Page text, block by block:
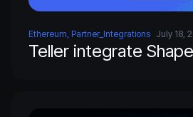
Ethereum, Partner_Integrations July 18,
Teller integrate